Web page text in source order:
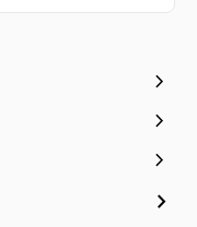
keyboard_arrow_right
keyboard_arrow_right
keyboard_arrow_right
keyboard_arrow_right
リーマート宮城大和杜のま